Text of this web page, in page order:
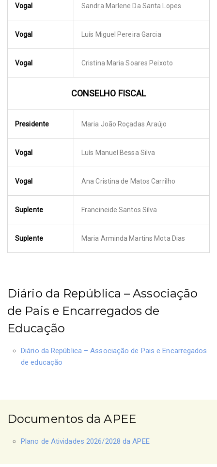
Vogal Sandra Marlene Da Santa Lopes
Vogal Luís Miguel Pereira Garcia
Vogal Cristina Maria Soares Peixoto
CONSELHO FISCAL
Presidente Maria João Roçadas Araújo
Vogal Luís Manuel Bessa Silva
Vogal Ana Cristina de Matos Carrilho
Suplente Francineide Santos Silva
Suplente Maria Arminda Martins Mota Dias
Diário da República – Associação
de Pais e Encarregados de
Educação
Diário da República – Associação de Pais e Encarregados
de educação
Documentos da APEE
Plano de Atividades 2026/2028 da APEE